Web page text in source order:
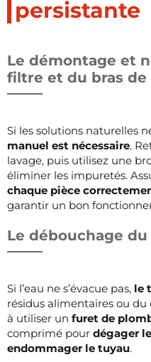
persistante
Le démontage et
filtre et du bras de
Si les solutions naturelles
manuel est nécessaire.
lavage, puis utilisez une
éliminer les impuretés.
chaque pièce
garantir un bon
Le débouchage
Si l’eau ne s’évacue pas, le
résidus alimentaires ou du
à utiliser un furet de
comprimé pour dégager
endommager le tuyau.